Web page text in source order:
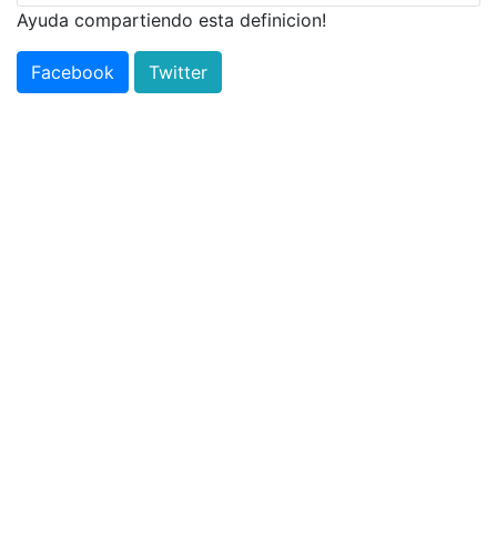
Ayuda compartiendo esta definicion!
Facebook Twitter